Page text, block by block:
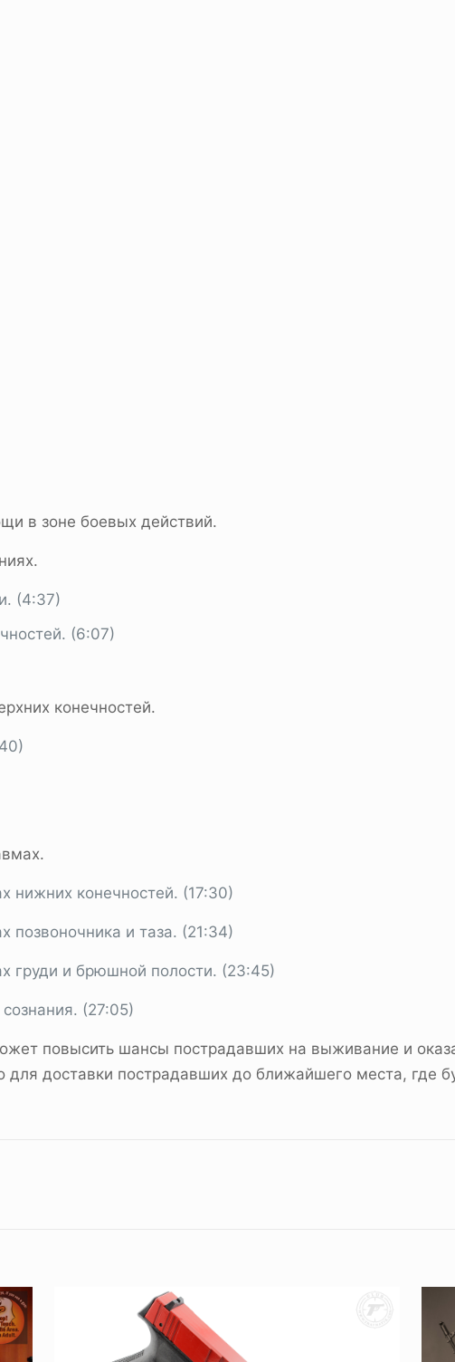
в зоне боевых действий.
(4:37)
(6:07)
конечностей.
нижних конечностей. (17:30)
позвоночника и таза. (21:34)
груди и брюшной полости. (23:45)
(27:05)
повысить шансы пострадавших на выживание и
доставки пострадавших до ближайшего места, где